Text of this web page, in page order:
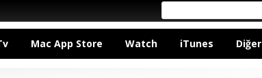
Mac App Store Watch iTunes Diğer